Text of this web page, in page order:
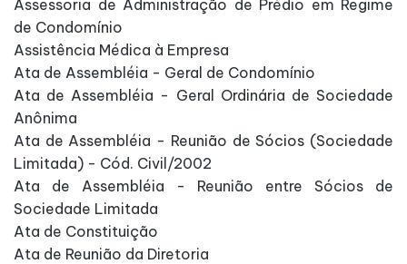
Assessoria de Administração de Prédio em Regime
de Condomínio
Assistência Médica à Empresa
Ata de Assembléia - Geral de Condomínio
Ata de Assembléia - Geral Ordinária de Sociedade
Anônima
Ata de Assembléia - Reunião de Sócios (Sociedade
Limitada) - Cód. Civil/2002
Ata de Assembléia - Reunião entre Sócios de
Sociedade Limitada
Ata de Constituição
Ata de Reunião da Diretoria